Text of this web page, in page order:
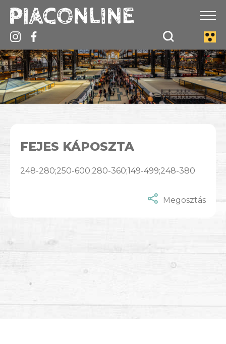
FEJES KÁPOSZTA
248-280;250-600;280-360;149-499;248-380
Megosztás